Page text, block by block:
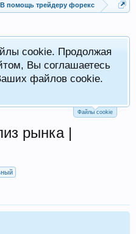
В помощь трейдеру форекс
cookie. Продолжая
Вы соглашаетесь
файлов cookie.
Файлы cookie
рынка |